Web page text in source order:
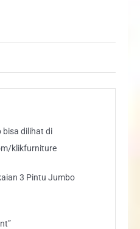
bisa dilihat di
klikfurniture
3 Pintu Jumbo